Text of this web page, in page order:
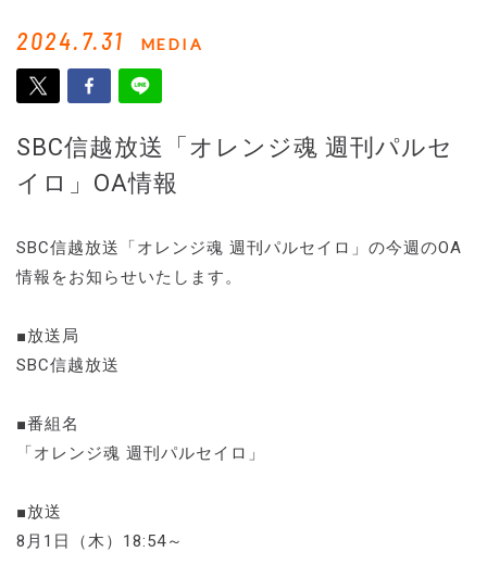
2024.7.31 MEDIA
SBC信越放送「オレンジ魂 週刊パルセ
イロ」OA情報
SBC信越放送「オレンジ魂 週刊パルセイロ」の今週のOA
情報をお知らせいたします。
■放送局
SBC信越放送
■番組名
「オレンジ魂 週刊パルセイロ」
■放送
8月1日（木）18:54～